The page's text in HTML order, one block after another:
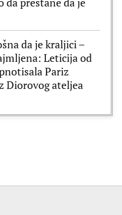
da je kraljici –
Leticija od
Pariz
Diorovog ateljea